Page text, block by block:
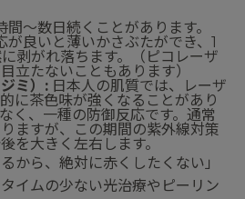
間〜数日続くことがあります。
が良いと薄いかさぶたができ、1
剥がれ落ちます。（ピコレーザ
立たないこともあります）
ミ）: 日本人の肌質では、レーザ
に茶色味が強くなることがあり
く、一種の防御反応です。通常
ますが、この期間の紫外線対策
を大きく左右します。
から、絶対に赤くしたくない」
イムの少ない光治療やピーリン